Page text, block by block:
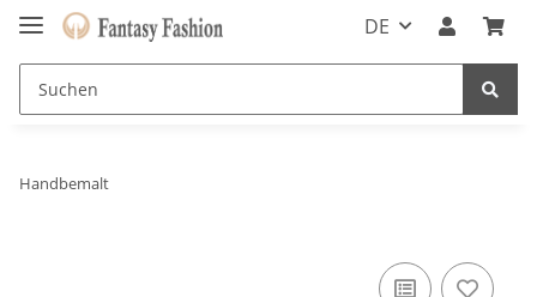
DE
Handbemalt